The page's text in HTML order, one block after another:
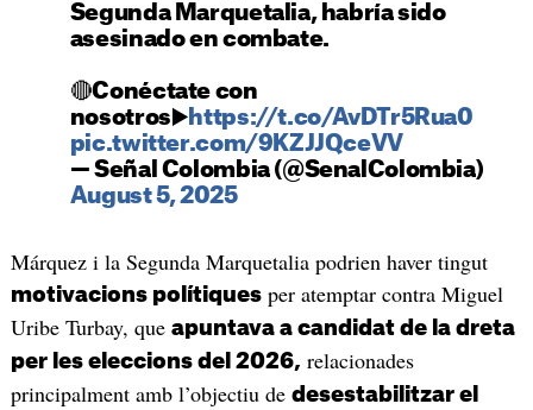
Segunda Marquetalia, habría sido
asesinado en combate.
🔴Conéctate con
nosotros▶️ https://t.co/AvDTr5Rua0
pic.twitter.com/9KZJJQceVV
— Señal Colombia (@SenalColombia)
August 5, 2025
Márquez i la Segunda Marquetalia podrien haver tingut
motivacions polítiquesper atemptar contra Miguel
Uribe Turbay, que apuntava a candidat de la dreta
per les eleccions del 2026, relacionades
principalment amb l’objectiu de desestabilitzar el